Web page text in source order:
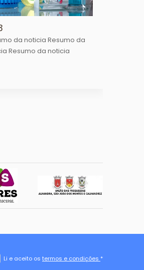
da noticia Resumo da
Resumo da noticia
Li e aceito os termos e condições *